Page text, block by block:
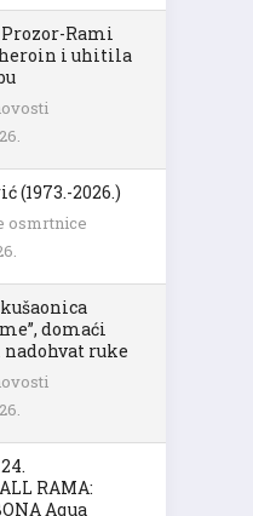
Rami
i uhitila
(1973.-2026.)
osmrtnice
domaći
ruke
RAMA:
Aqua